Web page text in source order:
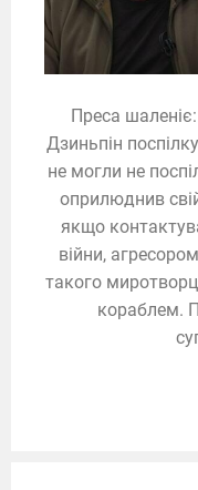
Преса
Дзиньпін
не могли не
оприлюднив
якщо
війни,
такого
кораблем.